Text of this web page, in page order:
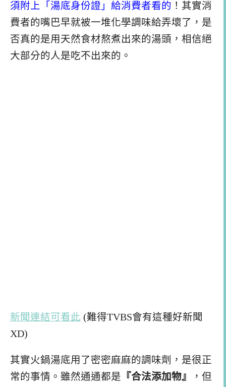
須附上「湯底身份證」給消費者看的 ！其實消
費者的嘴巴早就被一堆化學調味給弄壞了，是
否真的是用天然食材熬煮出來的湯頭，相信絕
大部分的人是吃不出來的。
新聞連結可看此 (難得TVBS會有這種好新聞
XD)
其實火鍋湯底用了密密麻麻的調味劑，是很正
常的事情。雖然通通都是 『合法添加物』
，但